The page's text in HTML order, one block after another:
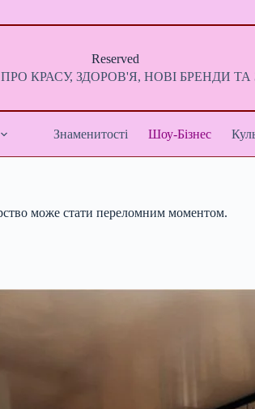
Reserved
КРАСУ, ЗДОРОВ'Я, НОВІ БРЕНДИ ТА
Знаменитості Шоу-Бізнес
може стати переломним моментом.